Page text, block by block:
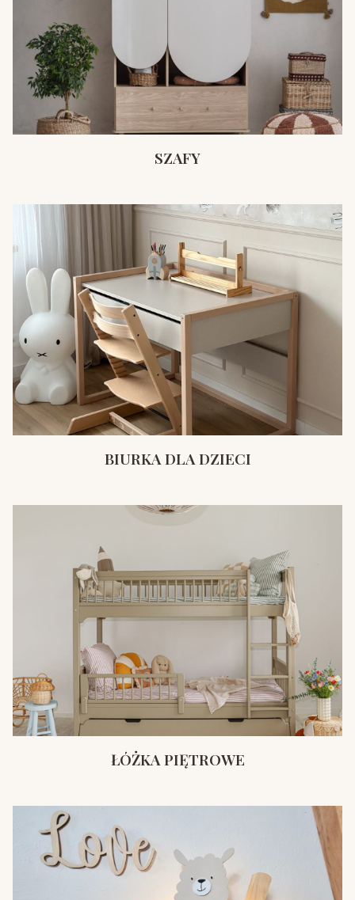
SZAFY
BIURKA DLA DZIECI
ŁÓŻKA PIĘTROWE